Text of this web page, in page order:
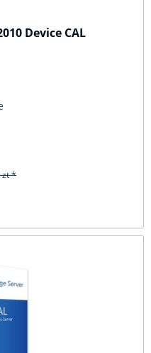
Device CAL
zt *